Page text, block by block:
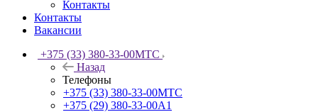
Контакты
Контакты
Вакансии
+375 (33) 380-33-00МТС
Назад
Телефоны
+375 (33) 380-33-00МТС
+375 (29) 380-33-00А1